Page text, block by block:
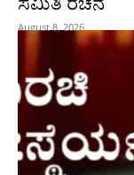
August 8, 2026